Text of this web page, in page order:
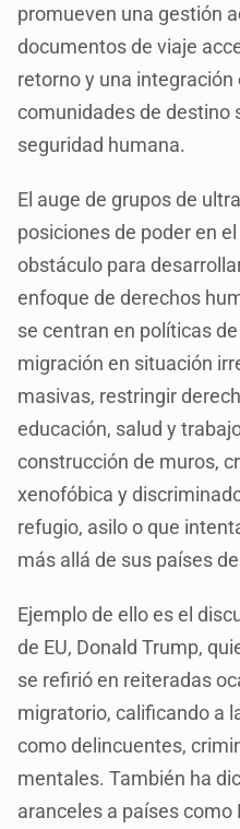
promueven una gestión
documentos de viaje
retorno y una
comunidades de destino
seguridad humana.
El auge de grupos de
posiciones de poder en
obstáculo para
enfoque de derechos
se centran en políticas
migración en situación
masivas, restringir
educación, salud y
construcción de muros,
xenofóbica y
refugio, asilo o que
más allá de sus países
Ejemplo de ello es el
de EU, Donald Trump,
se refirió en reiteradas
migratorio, calificando a
como delincuentes,
mentales. También ha
aranceles a países